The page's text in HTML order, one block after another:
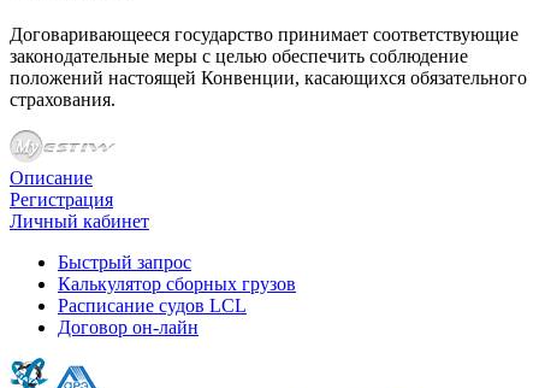
Договаривающееся государство принимает соответствующие
законодательные меры с целью обеспечить соблюдение
положений настоящей Конвенции, касающихся обязательного
страхования.
Описание
Регистрация
Личный кабинет
Быстрый запрос
Калькулятор сборных грузов
Расписание судов LCL
Договор он-лайн